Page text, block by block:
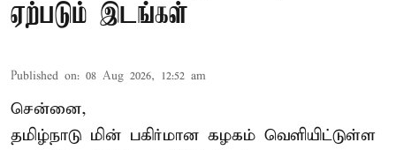
ஏற்படும் இடங்கள்
Published on: 08 Aug 2026, 12:52 am
சென்னை,
தமிழ்நாடு மின் பகிர்மான கழகம் வெளியிட்டுள்ள